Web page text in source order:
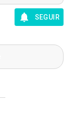
SEGUIR